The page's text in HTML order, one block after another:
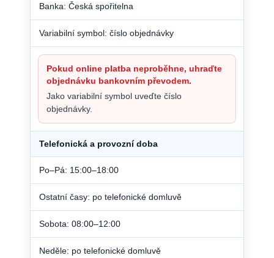
Banka: Česká spořitelna
Variabilní symbol: číslo objednávky
Pokud online platba neproběhne, uhraďte
objednávku bankovním převodem.
Jako variabilní symbol uveďte číslo
objednávky.
Telefonická a provozní doba
Po–Pá: 15:00–18:00
Ostatní časy: po telefonické domluvě
Sobota: 08:00–12:00
Neděle: po telefonické domluvě